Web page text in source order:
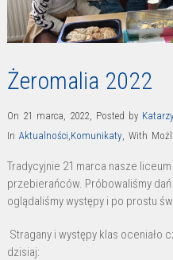
Żeromalia 2022
On 21 marca, 2022 Posted by
In Aktualności Komunikaty With
Tradycyjnie 21 marca nasze
przebierańców. Próbowaliśmy
oglądaliśmy występy i po prostu
Stragany i występy klas oceniało
dzisiaj: